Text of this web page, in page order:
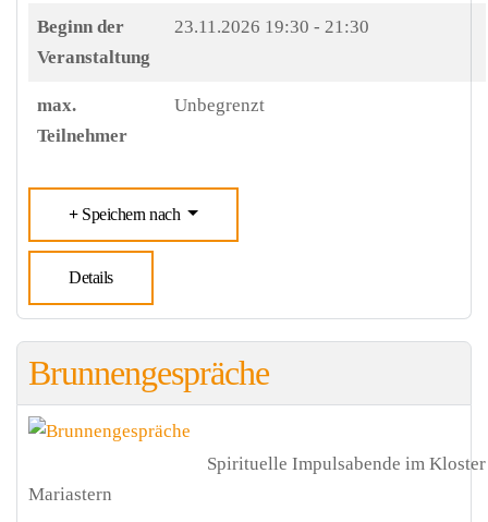
Beginn der
Veranstaltung
23.11.2026 19:30 - 21:30
max.
Teilnehmer
Unbegrenzt
Speichern nach
Details
Brunnengespräche
Spirituelle Impulsabende im Kloster
Mariastern